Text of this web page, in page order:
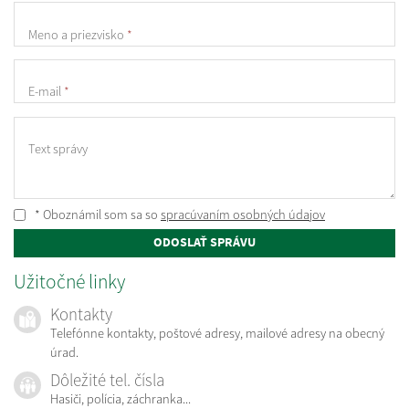
Meno a priezvisko *
E-mail *
Text správy
* Oboznámil som sa so spracúvaním osobných údajov
ODOSLAŤ SPRÁVU
Užitočné linky
Kontakty
Telefónne kontakty, poštové adresy, mailové adresy na obecný
úrad.
Dôležité tel. čísla
Hasiči, polícia, záchranka...